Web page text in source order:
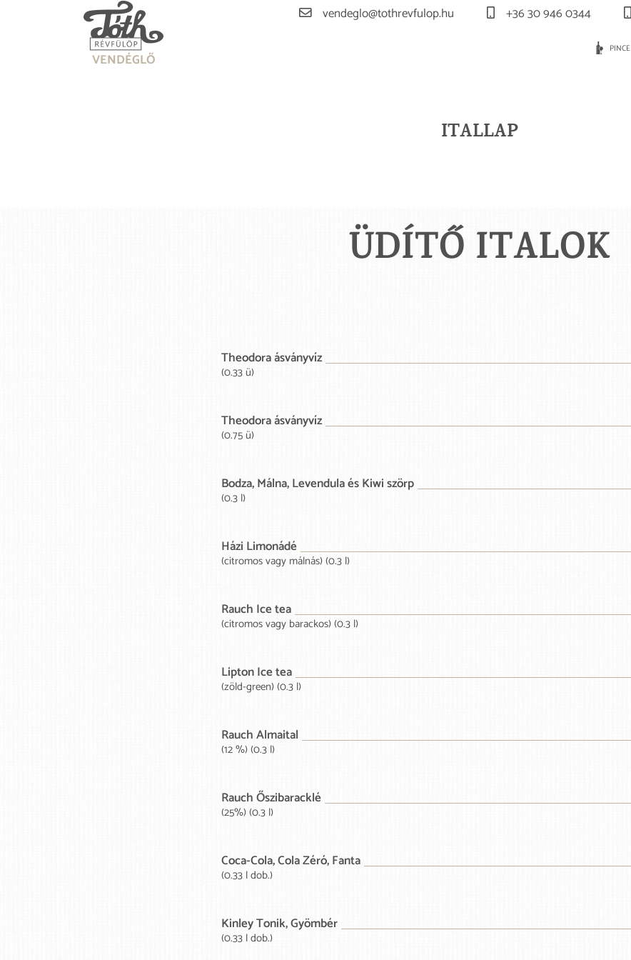
VENDÉGLŐ
vendeglo@tothrevfulop.hu +36 30 946 0344
PINCE
ITALLAP
ÜDÍTŐ ITALOK
Theodora ásványvíz
(0.33 ü)
Theodora ásványvíz
(0.75 ü)
Bodza, Málna, Levendula és Kiwi szörp
(0.3 l)
Házi Limonádé
(citromos vagy málnás) (0.3 l)
Rauch Ice tea
(citromos vagy barackos) (0.3 l)
Lipton Ice tea
(zöld-green) (0.3 l)
Rauch Almaital
(12 %) (0.3 l)
Rauch Őszibaracklé
(25%) (0.3 l)
Coca-Cola, Cola Zéró, Fanta
(0.33 l dob.)
Kinley Tonik, Gyömbér
(0.33 l dob.)